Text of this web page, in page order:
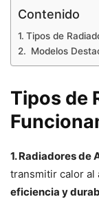
Contenido
Tipos de
Modelos
Tipos de
1. Radiadores de
transmitir calor al
eficiencia y